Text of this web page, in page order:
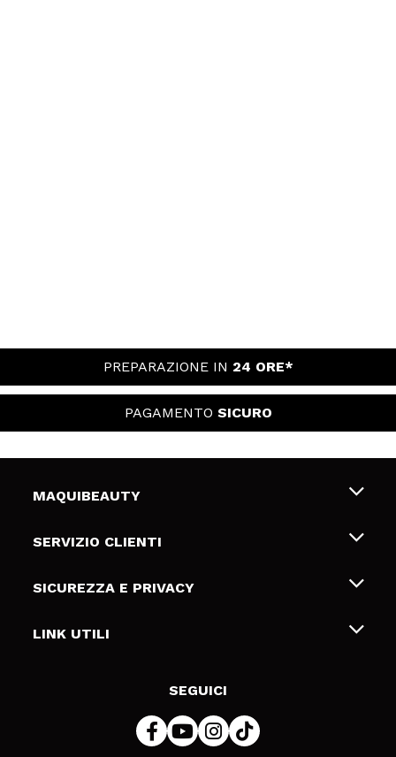
PREPARAZIONE IN 24 ORE*
PAGAMENTO SICURO
MAQUIBEAUTY
Chi siamo
Gift Cards
SERVIZIO CLIENTI
Spedizioni & Resi
Metodi di pagamamento
SICUREZZA E PRIVACY
Termini e condizioni
LINK UTILI
SEGUICI